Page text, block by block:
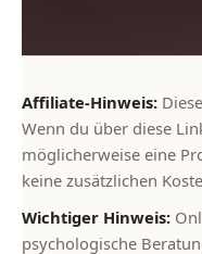
Affiliate-Hinweis:
Wenn du über diese
möglicherweise eine
keine zusätzlichen
Wichtiger Hinweis:
psychologische